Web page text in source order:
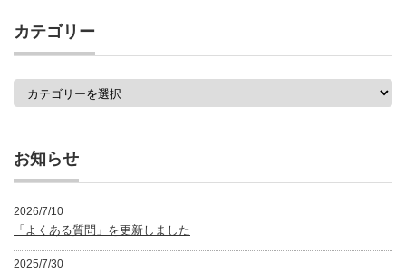
一
覧
カテゴリー
カ
お知らせ
2026/7/10
「よくある質問」を更新しました
2025/7/30